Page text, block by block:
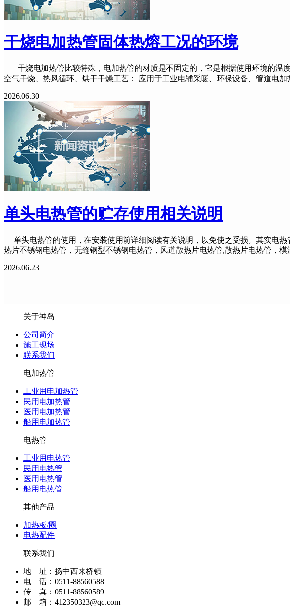
干烧电加热管固体热熔工况的环境
干烧电加热管比较特殊，电加热管的材质是不固定的，它是根据使用环境的温
空气干烧、热风循环、烘干干燥工艺： 应用于工业电辅采暖、环保设备、管道电
2026.06.30
单头电热管的贮存使用相关说明
单头电热管的使用，在安装使用前详细阅读有关说明，以免使之受损。其实电
热片不锈钢电热管，无缝钢型不锈钢电热管，风道散热片电热管,散热片电热管，
2026.06.23
关于神岛
公司简介
施工现场
联系我们
电加热管
工业用电加热管
民用电加热管
医用电加热管
船用电加热管
电热管
工业用电热管
民用电热管
医用电热管
船用电热管
其他产品
加热板/圈
电热配件
联系我们
地 址：扬中西来桥镇
电 话：0511-88560588
传 真：0511-88560589
邮 箱：412350323@qq.com